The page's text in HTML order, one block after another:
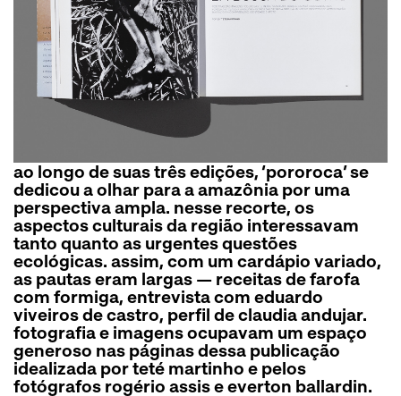
ao longo de suas três edições, ‘pororoca’ se
dedicou a olhar para a amazônia por uma
perspectiva ampla. nesse recorte, os
aspectos culturais da região interessavam
tanto quanto as urgentes questões
ecológicas. assim, com um cardápio variado,
as pautas eram largas — receitas de farofa
com formiga, entrevista com eduardo
viveiros de castro, perfil de claudia andujar.
fotografia e imagens ocupavam um espaço
generoso nas páginas dessa publicação
idealizada por teté martinho e pelos
fotógrafos rogério assis e everton ballardin.